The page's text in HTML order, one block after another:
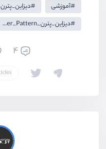
آموزشی
دیزاین_پترن
دیزاین_پترن_Adapter_Pattern
4